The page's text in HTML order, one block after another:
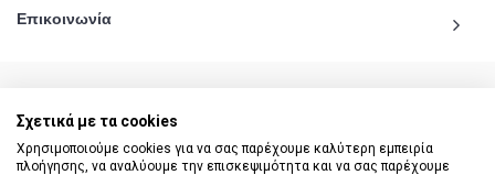
Επικοινωνία
© 2020 - 2026 katiginetai.gr All Rights Reserved.
Σχετικά με τα cookies
Χρησιμοποιούμε cookies για να σας παρέχουμε καλύτερη εμπειρία
πλοήγησης, να αναλύουμε την επισκεψιμότητα και να σας παρέχουμε